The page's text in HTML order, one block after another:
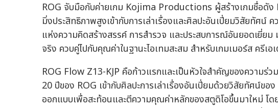
ROG จับมือกับค่ายเกม Kojima Productions ผู้สร้างเกมชื่อดั
มิ่งประสิทธิภาพสูงเข้ากับการเล่าเรื่องและศิลปะอันเปี่ยมวิสัยทัศน์
แห่งความคิดสร้างสรรค์ การสำรวจ และประสบการณ์อันยอดเยี่ยม
จริง ควบคู่ไปกับคุณค่าในฐานะไอเทมสะสม สำหรับเกมเมอร์ส ครีเ
ROG Flow Z13-KJP คือก้าวแรกและเป็นหัวใจสำคัญของความ
20 ปีของ ROG เข้ากับศิลปะการเล่าเรื่องอันเปี่ยมด้วยวิสัยทัศน์
ออกแบบเพื่อสะท้อนและตีความคุณค่าหลักของสตูดิโอขึ้นมาใหม่ โด